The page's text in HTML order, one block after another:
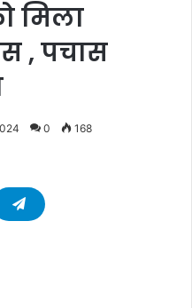
मिला
, पचास
0 168